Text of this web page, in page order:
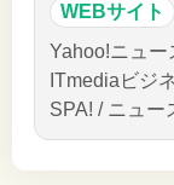
WEBサイト
Yahoo!ニュー
ITmediaビジ
SPA! / ニュー